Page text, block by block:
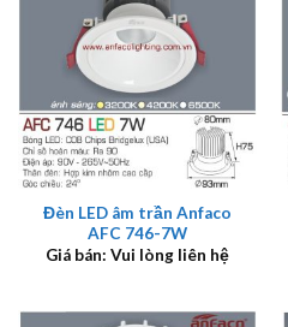
Đèn LED âm trần Anfaco
AFC 746-7W
Giá bán: Vui lòng liên hệ